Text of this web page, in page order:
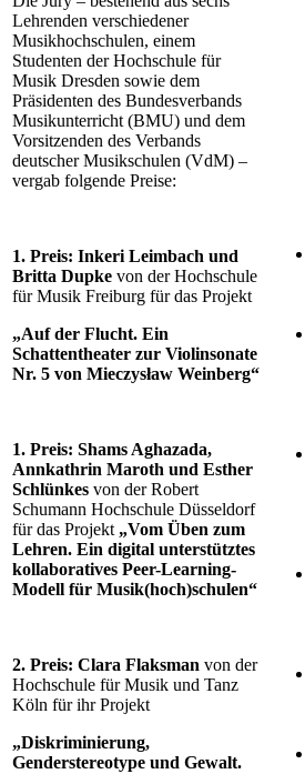
Lehrenden verschiedener
Musikhochschulen, einem
Studenten der Hochschule für
Musik Dresden sowie dem
Präsidenten des Bundesverbands
Musikunterricht (BMU) und dem
Vorsitzenden des Verbands
deutscher Musikschulen (VdM) –
vergab folgende Preise:
1. Preis: Inkeri Leimbach und
Britta Dupke von der Hochschule
für Musik Freiburg für das Projekt
„Auf der Flucht. Ein
Schattentheater zur Violinsonate
Nr. 5 von Mieczysław Weinberg“
1. Preis: Shams Aghazada,
Annkathrin Maroth und Esther
Schlünkes von der Robert
Schumann Hochschule Düsseldorf
für das Projekt „Vom Üben zum
Lehren. Ein digital unterstütztes
kollaboratives Peer-Learning-
Modell für Musik(hoch)schulen“
2. Preis: Clara Flaksman von der
Hochschule für Musik und Tanz
Köln für ihr Projekt
„Diskriminierung,
Genderstereotype und Gewalt.